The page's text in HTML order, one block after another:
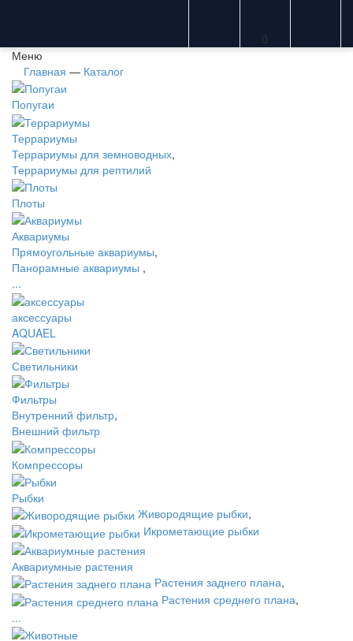
0
Меню
Главная — Каталог
Попугаи
Террариумы
Террариумы для земноводных,
Террариумы для рептилий
Плоты
Аквариумы
Прямоугольные аквариумы,
Панорамные аквариумы ,
...
аксессуары
AQUAEL
Светильники
Фильтры
Внутренний фильтр,
Внешний фильтр
Компрессоры
Рыбки
Живородящие рыбки,
Икрометающие рыбки
Аквариумные растения
Растения заднего плана,
Растения среднего плана,
...